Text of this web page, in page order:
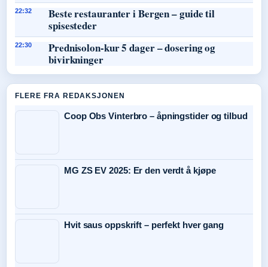
22:32
Beste restauranter i Bergen – guide til
spisesteder
22:30
Prednisolon-kur 5 dager – dosering og
bivirkninger
FLERE FRA REDAKSJONEN
Coop Obs Vinterbro – åpningstider og tilbud
MG ZS EV 2025: Er den verdt å kjøpe
Hvit saus oppskrift – perfekt hver gang